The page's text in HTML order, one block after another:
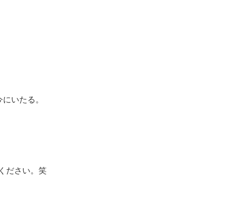
いたる。
ださい。笑